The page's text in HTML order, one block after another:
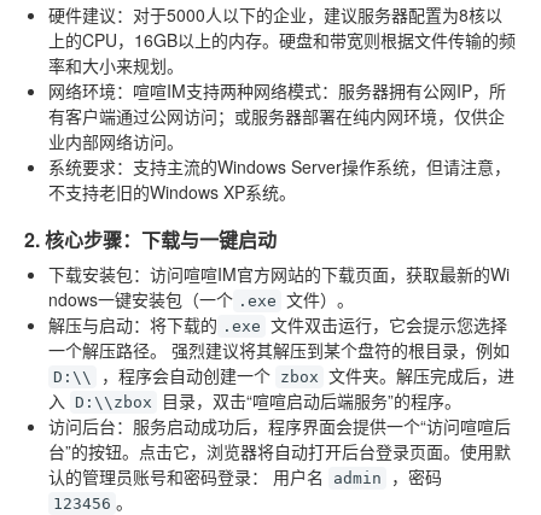
硬件建议：对于5000人以下的企业，建议服务器配置为8核以
上的CPU，16GB以上的内存。硬盘和带宽则根据文件传输的频
率和大小来规划。
网络环境：喧喧IM支持两种网络模式：服务器拥有公网IP，所
有客户端通过公网访问；或服务器部署在纯内网环境，仅供企
业内部网络访问。
系统要求：支持主流的Windows Server操作系统，但请注意，
不支持老旧的Windows XP系统。
2. 核心步骤：下载与一键启动
下载安装包：访问喧喧IM官方网站的下载页面，获取最新的Wi
ndows一键安装包（一个 .exe 文件）。
解压与启动：将下载的 .exe 文件双击运行，它会提示您选择
一个解压路径。 强烈建议将其解压到某个盘符的根目录，例如
D:\\ ，程序会自动创建一个 zbox 文件夹。解压完成后，进
入
D:\\zbox
目录，双击“喧喧启动后端服务”的程序。
访问后台：服务启动成功后，程序界面会提供一个“访问喧喧后
台”的按钮。点击它，浏览器将自动打开后台登录页面。使用默
认的管理员账号和密码登录： 用户名 admin ，密码
123456 。